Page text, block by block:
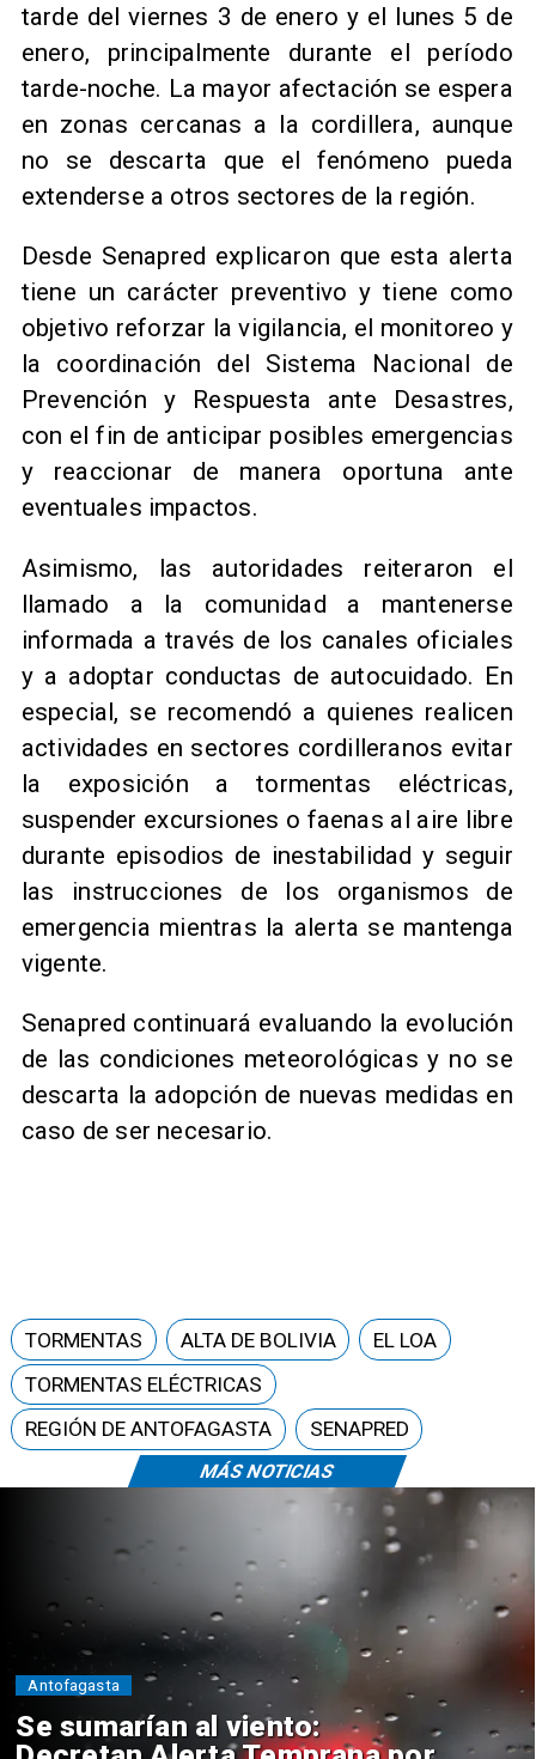
tarde del viernes 3 de enero y el lunes 5 de
enero, principalmente durante el período
tarde-noche. La mayor afectación se espera
en zonas cercanas a la cordillera, aunque
no se descarta que el fenómeno pueda
extenderse a otros sectores de la región.
Desde Senapred explicaron que esta alerta
tiene un carácter preventivo y tiene como
objetivo reforzar la vigilancia, el monitoreo y
la coordinación del Sistema Nacional de
Prevención y Respuesta ante Desastres,
con el fin de anticipar posibles emergencias
y reaccionar de manera oportuna ante
eventuales impactos.
Asimismo, las autoridades reiteraron el
llamado a la comunidad a mantenerse
informada a través de los canales oficiales
y a adoptar conductas de autocuidado. En
especial, se recomendó a quienes realicen
actividades en sectores cordilleranos evitar
la exposición a tormentas eléctricas,
suspender excursiones o faenas al aire libre
durante episodios de inestabilidad y seguir
las instrucciones de los organismos de
emergencia mientras la alerta se mantenga
vigente.
Senapred continuará evaluando la evolución
de las condiciones meteorológicas y no se
descarta la adopción de nuevas medidas en
caso de ser necesario.
MÁS NOTICIAS
TORMENTAS ALTA DE BOLIVIA
EL LOA
TORMENTAS ELÉCTRICAS
REGIÓN DE ANTOFAGASTA
SENAPRED
Se sumarían al viento:
Antofagasta